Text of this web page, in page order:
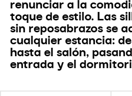
renunciar a la
toque de estilo. Las
sin reposabrazos se
cualquier estancia:
hasta el salón,
entrada y el